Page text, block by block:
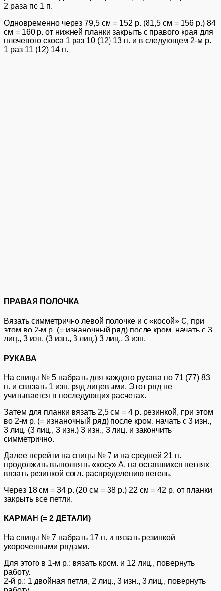
2 раза по 1 п.
Одновременно через 79,5 см = 152 р. (81,5 см = 156 р.) 84
см = 160 р. от нижней планки закрыть с правого края для
плечевого скоса 1 раз 10 (12) 13 п. и в следующем 2-м р.
1 раз 11 (12) 14 п.
ПРАВАЯ ПОЛОЧКА
Вязать симметрично левой полочке и с «косой» C, при
этом во 2-м р. (= изнаночный ряд) после кром. начать с 3
лиц., 3 изн. (3 изн., 3 лиц.) 3 лиц., 3 изн.
РУКАВА
На спицы № 5 набрать для каждого рукава по 71 (77) 83
п. и связать 1 изн. ряд лицевыми. Этот ряд не
учитывается в последующих расчетах.
Затем для планки вязать 2,5 см = 4 р. резинкой, при этом
во 2-м р. (= изнаночный ряд) после кром. начать с 3 изн.,
3 лиц. (3 лиц., 3 изн.) 3 изн., 3 лиц. и закончить
симметрично.
Далее перейти на спицы № 7 и на средней 21 п.
продолжить выполнять «косу» A, на оставшихся петлях
вязать резинкой согл. распределению петель.
Через 18 см = 34 р. (20 см = 38 р.) 22 см = 42 р. от планки
закрыть все петли.
КАРМАН (= 2 ДЕТАЛИ)
На спицы № 7 набрать 17 п. и вязать резинкой
укороченными рядами.
Для этого в 1-м р.: вязать кром. и 12 лиц., повернуть
работу.
2-й р.: 1 двойная петля, 2 лиц., 3 изн., 3 лиц., повернуть